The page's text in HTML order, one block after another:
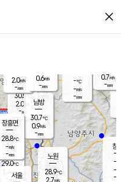
close
양주
30.5℃
2.0
-mm
-℃
-m/s
-mm
창
-
-m/
-
0.7m/s
-mm
은평
29.0℃
1.4 m/s
- mm
노원
28.9℃
2.7m/s
남방
30.7℃
0.9m/s
-mm
장흥면
28.8℃
-m/s
-mm
2.0m/s
-mm
서울
0.6m/s
-mm